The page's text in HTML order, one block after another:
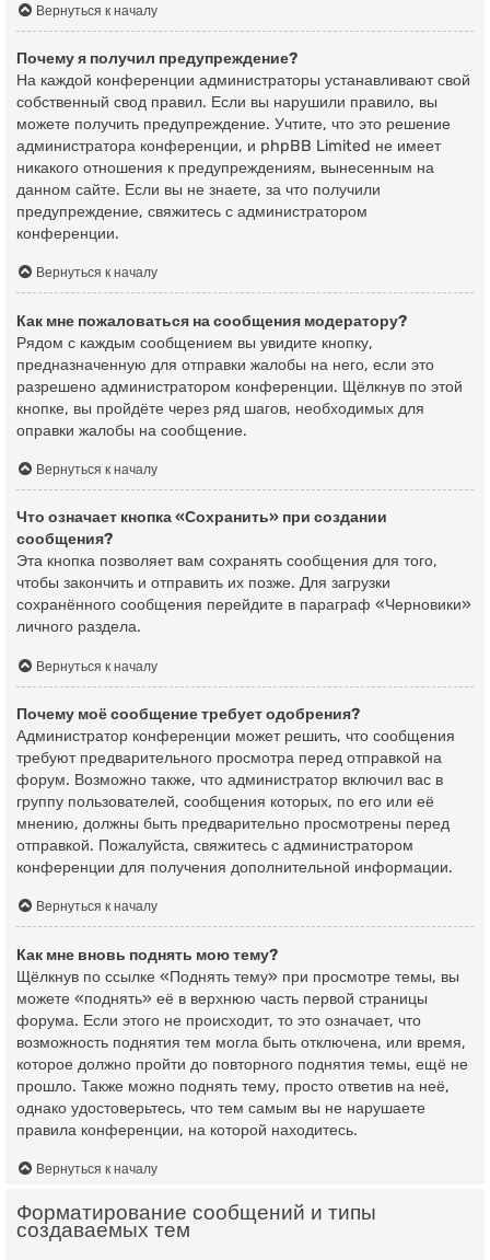
Вернуться к началу
Почему я получил предупреждение?
На каждой конференции администраторы устанавливают свой
собственный свод правил. Если вы нарушили правило, вы
можете получить предупреждение. Учтите, что это решение
администратора конференции, и phpBB Limited не имеет
никакого отношения к предупреждениям, вынесенным на
данном сайте. Если вы не знаете, за что получили
предупреждение, свяжитесь с администратором
конференции.
Вернуться к началу
Как мне пожаловаться на сообщения модератору?
Рядом с каждым сообщением вы увидите кнопку,
предназначенную для отправки жалобы на него, если это
разрешено администратором конференции. Щёлкнув по этой
кнопке, вы пройдёте через ряд шагов, необходимых для
оправки жалобы на сообщение.
Вернуться к началу
Что означает кнопка «Сохранить» при создании
сообщения?
Эта кнопка позволяет вам сохранять сообщения для того,
чтобы закончить и отправить их позже. Для загрузки
сохранённого сообщения перейдите в параграф «Черновики»
личного раздела.
Вернуться к началу
Почему моё сообщение требует одобрения?
Администратор конференции может решить, что сообщения
требуют предварительного просмотра перед отправкой на
форум. Возможно также, что администратор включил вас в
группу пользователей, сообщения которых, по его или её
мнению, должны быть предварительно просмотрены перед
отправкой. Пожалуйста, свяжитесь с администратором
конференции для получения дополнительной информации.
Вернуться к началу
Как мне вновь поднять мою тему?
Щёлкнув по ссылке «Поднять тему» при просмотре темы, вы
можете «поднять» её в верхнюю часть первой страницы
форума. Если этого не происходит, то это означает, что
возможность поднятия тем могла быть отключена, или время,
которое должно пройти до повторного поднятия темы, ещё не
прошло. Также можно поднять тему, просто ответив на неё,
однако удостоверьтесь, что тем самым вы не нарушаете
правила конференции, на которой находитесь.
Вернуться к началу
Форматирование сообщений и типы
создаваемых тем